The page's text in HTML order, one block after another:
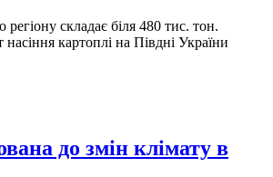
складає біля 480 тис. тон.
картоплі на Півдні України
до змін клімату в